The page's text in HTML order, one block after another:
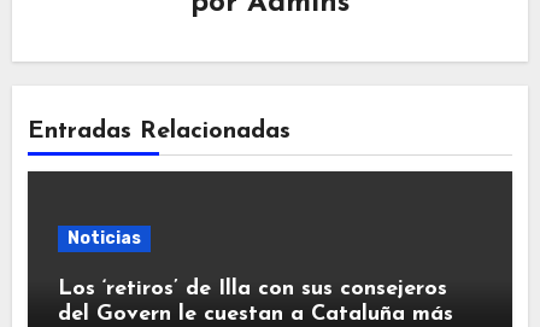
Entradas Relacionadas
Noticias
Los ‘retiros’ de Illa con sus consejeros
del Govern le cuestan a Cataluña más